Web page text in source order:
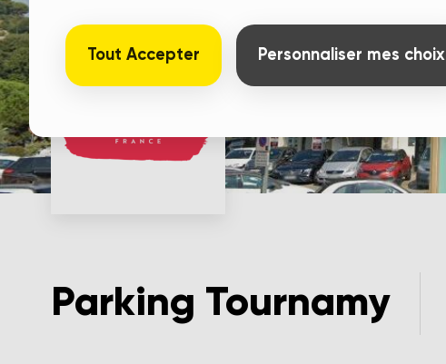
Parking Tournamy
Tout Accepter Personnaliser mes choix